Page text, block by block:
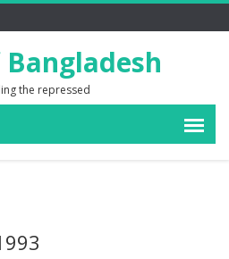
the repressed